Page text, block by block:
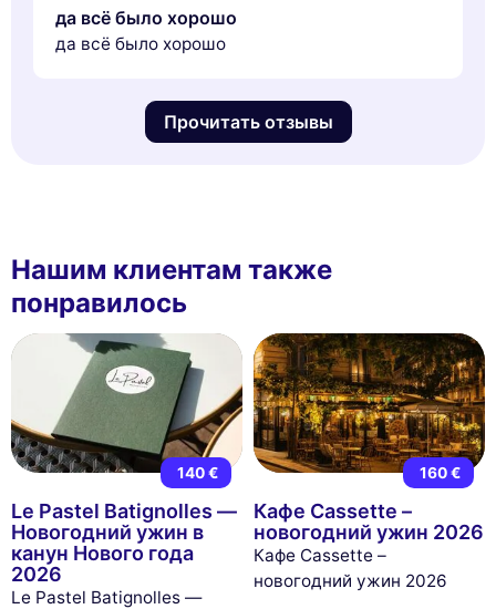
да всё было хорошо
да всё было хорошо
Прочитать отзывы
Нашим клиентам также
понравилось
140 €
Le Pastel Batignolles —
Новогодний ужин в
канун Нового года
2026
Le Pastel Batignolles —
160 €
Кафе Cassette –
новогодний ужин 2026
Кафе Cassette –
новогодний ужин 2026